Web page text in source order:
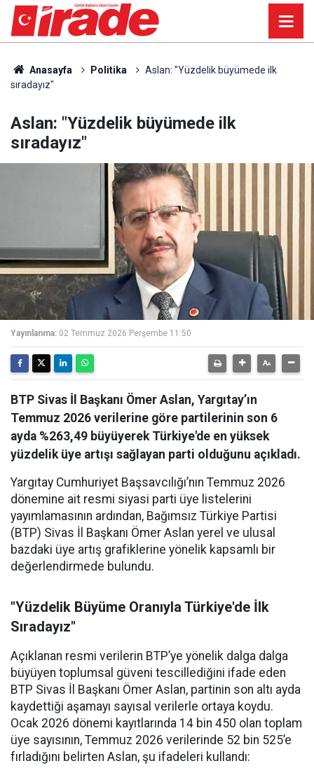
Anasayfa Politika
Aslan: "Yüzdelik büyümede ilk
sıradayız"
Aslan: "Yüzdelik büyümede ilk
sıradayız"
Yayınlanma: 02 Temmuz 2026 Perşembe 11:50
BTP Sivas İl Başkanı Ömer Aslan, Yargıtay’ın
Temmuz 2026 verilerine göre partilerinin son 6
ayda %263,49 büyüyerek Türkiye'de en yüksek
yüzdelik üye artışı sağlayan parti olduğunu açıkladı.
Yargıtay Cumhuriyet Başsavcılığı’nın Temmuz 2026
dönemine ait resmi siyasi parti üye listelerini
yayımlamasının ardından, Bağımsız Türkiye Partisi
(BTP) Sivas İl Başkanı Ömer Aslan yerel ve ulusal
bazdaki üye artış grafiklerine yönelik kapsamlı bir
değerlendirmede bulundu.
"Yüzdelik Büyüme Oranıyla Türkiye'de İlk
Sıradayız"
Açıklanan resmi verilerin BTP’ye yönelik dalga dalga
büyüyen toplumsal güveni tescillediğini ifade eden
BTP Sivas İl Başkanı Ömer Aslan, partinin son altı ayda
kaydettiği aşamayı sayısal verilerle ortaya koydu.
Ocak 2026 dönemi kayıtlarında 14 bin 450 olan toplam
üye sayısının, Temmuz 2026 verilerinde 52 bin 525’e
fırladığını belirten Aslan, şu ifadeleri kullandı: